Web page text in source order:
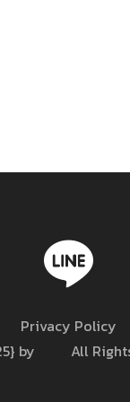
Privacy Policy
by
All